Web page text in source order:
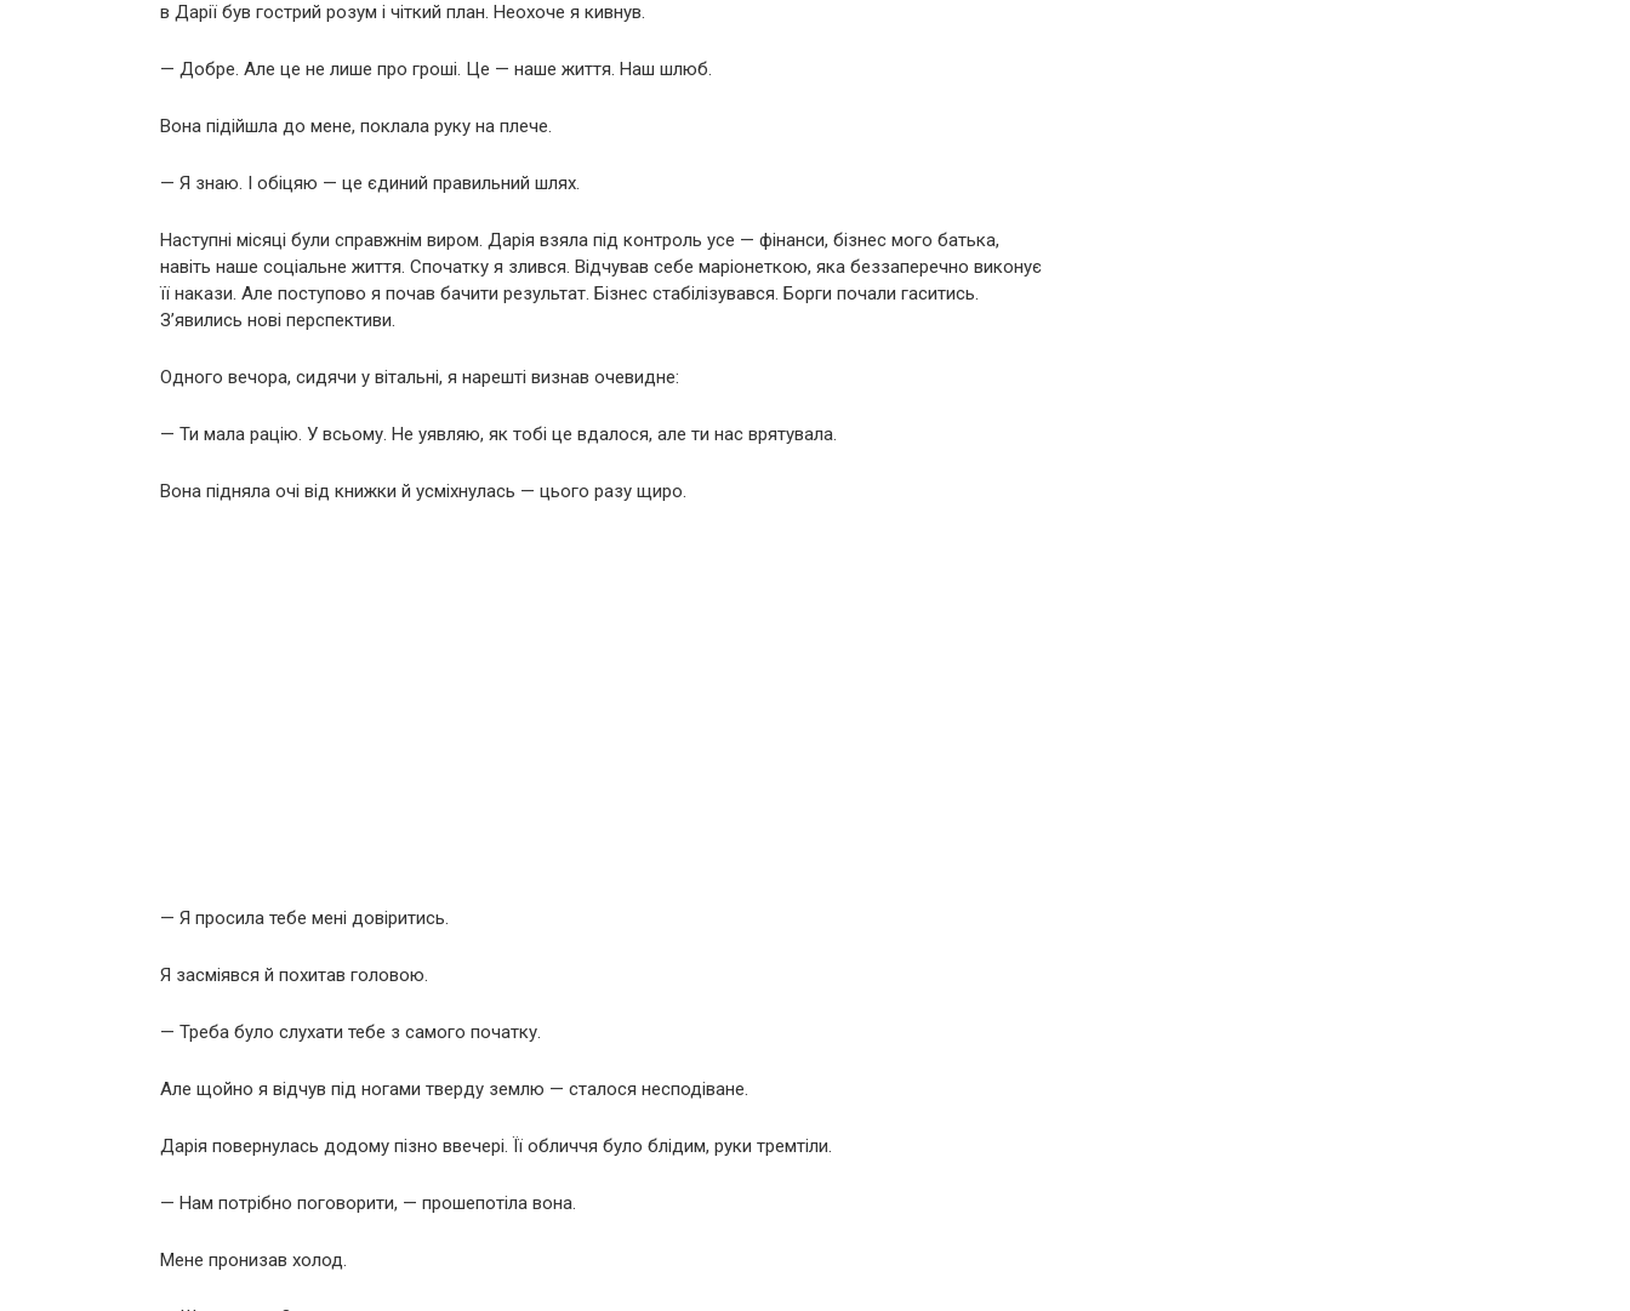
в Дарії був гострий розум і чіткий план. Неохоче я кивнув.
— Добре. Але це не лише про гроші. Це — наше життя. Наш шлюб.
Вона підійшла до мене, поклала руку на плече.
— Я знаю. І обіцяю — це єдиний правильний шлях.
Наступні місяці були справжнім виром. Дарія взяла під контроль усе — фінанси, бізнес мого батька,
навіть наше соціальне життя. Спочатку я злився. Відчував себе маріонеткою, яка беззаперечно виконує
її накази. Але поступово я почав бачити результат. Бізнес стабілізувався. Борги почали гаситись.
З’явились нові перспективи.
Одного вечора, сидячи у вітальні, я нарешті визнав очевидне:
— Ти мала рацію. У всьому. Не уявляю, як тобі це вдалося, але ти нас врятувала.
Вона підняла очі від книжки й усміхнулась — цього разу щиро.
— Я просила тебе мені довіритись.
Я засміявся й похитав головою.
— Треба було слухати тебе з самого початку.
Але щойно я відчув під ногами тверду землю — сталося несподіване.
Дарія повернулась додому пізно ввечері. Її обличчя було блідим, руки тремтіли.
— Нам потрібно поговорити, — прошепотіла вона.
Мене пронизав холод.